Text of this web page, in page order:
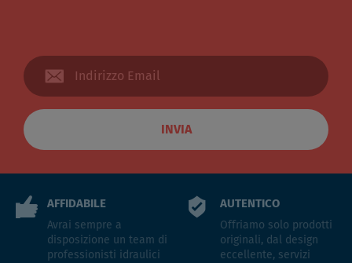
INVIA
AFFIDABILE
Avrai sempre a
disposizione un team di
professionisti idraulici
AUTENTICO
Offriamo solo prodotti
originali, dal design
eccellente, servizi